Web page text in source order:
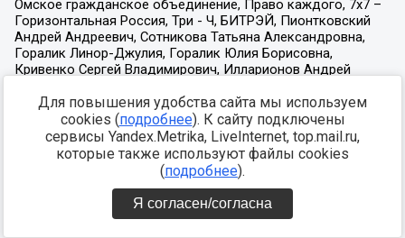
Для повышения удобства сайта мы используем
cookies (подробнее). К сайту подключены
сервисы Yandex.Metrika, LiveInternet, top.mail.ru,
которые также используют файлы cookies
(подробнее).
Я согласен/согласна